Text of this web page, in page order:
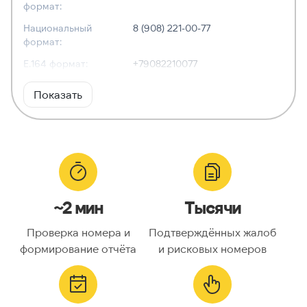
формат:
Национальный
формат:
8 (908) 221-00-77
E.164 формат:
+79082210077
RFC3966
формат:
Тип номера:
Оператор связи:
Национальный
9082210077
Код страны:
ГЕОЛОКАЦИЯ
Показать
~2 мин
Проверка номера и
формирование отчёта
Тысячи
Подтверждённых жалоб
и рисковых номеров